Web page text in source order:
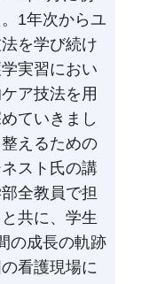
1年次からユ
を学び続け
実習におい
ア技法を用
ていきまし
えるための
スト氏の講
全教員で担
共に、学生
の成長の軌跡
看護現場に